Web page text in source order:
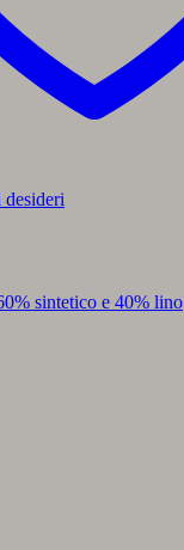
sintetico e 40% lino